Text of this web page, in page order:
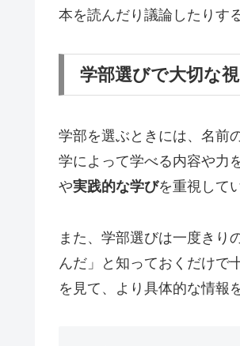
本を読んだり議論したりす
学部選びで大切な
学部を選ぶときには、名前
学によって学べる内容や力
や実践的な学びを重視して
また、学部選びは一度きり
んだ」と知っておくだけで
を見て、より具体的な情報